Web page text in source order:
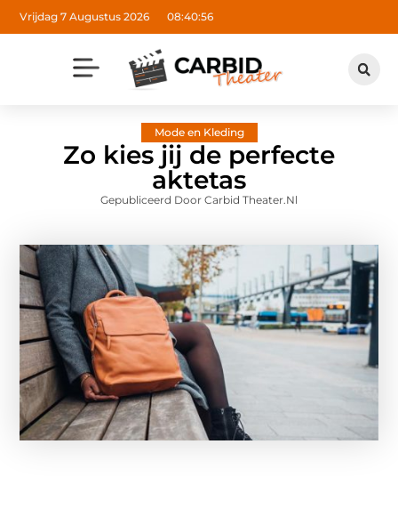
Vrijdag 7 Augustus 2026 08:40:57
Mode en Kleding
Zo kies jij de perfecte
aktetas
Gepubliceerd Door Carbid Theater.nl